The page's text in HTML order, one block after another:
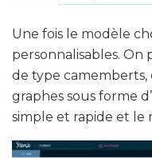
Une fois le modèle
personnalisables.
de type camemberts,
graphes sous forme
simple et rapide et le